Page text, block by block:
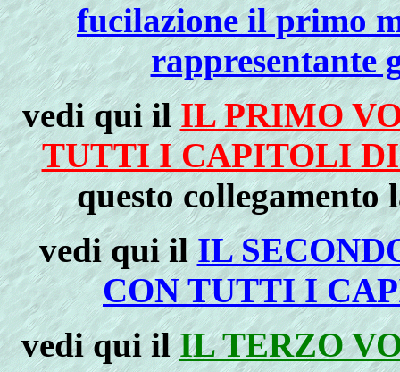
fucilazione il primo
rappresentante
vedi qui ilIL PRIMO
TUTTI I CAPITOLI
questo collegamento
vedi qui ilIL
CON TUTTI I
vedi qui ilIL TERZO